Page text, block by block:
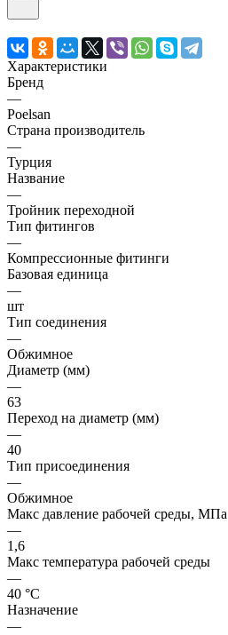
Характеристики
Бренд
—
Poelsan
Страна производитель
—
Турция
Название
—
Тройник переходной
Тип фитингов
—
Компрессионные фитинги
Базовая единица
—
шт
Тип соединения
—
Обжимное
Диаметр (мм)
—
63
Переход на диаметр (мм)
—
40
Тип присоединения
—
Обжимное
Макс давление рабочей среды, МПа
—
1,6
Макс температура рабочей среды
—
40 °С
Назначение
—